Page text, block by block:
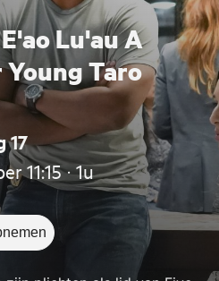
Lu'au A
Taro
17
11:15 ‧ 1u